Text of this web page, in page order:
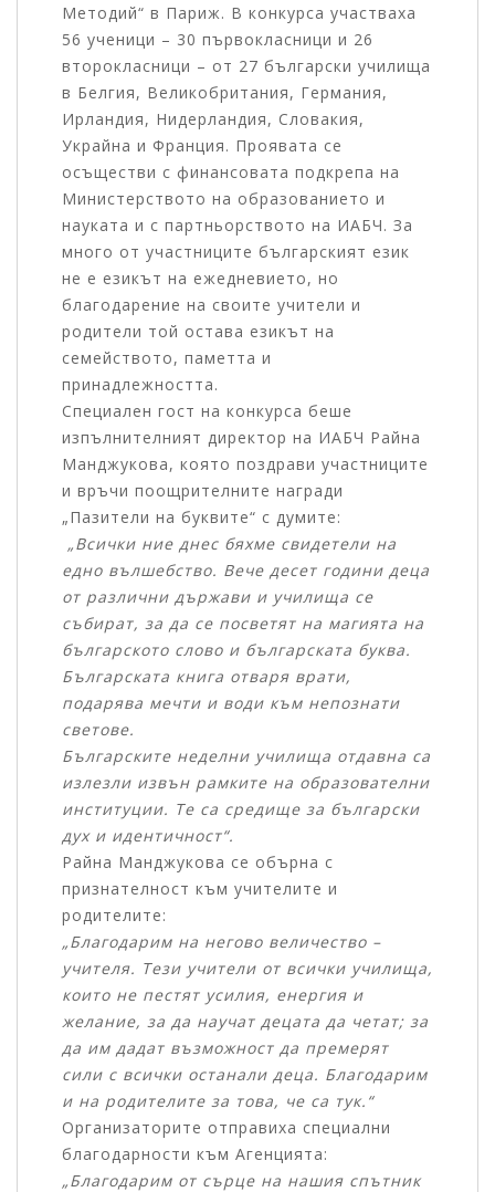
Методий“ в Париж. В конкурса участваха
56 ученици – 30 първокласници и 26
второкласници – от 27 български училища
в Белгия, Великобритания, Германия,
Ирландия, Нидерландия, Словакия,
Украйна и Франция. Проявата се
осъществи с финансовата подкрепа на
Министерството на образованието и
науката и с партньорството на ИАБЧ. За
много от участниците българският език
не е езикът на ежедневието, но
благодарение на своите учители и
родители той остава езикът на
семейството, паметта и
принадлежността.
Специален гост на конкурса беше
изпълнителният директор на ИАБЧ Райна
Манджукова, която поздрави участниците
и връчи поощрителните награди
„Пазители на буквите“ с думите:
„Всички ние днес бяхме свидетели на
едно вълшебство. Вече десет години деца
от различни държави и училища се
събират, за да се посветят на магията на
българското слово и българската буква.
Българската книга отваря врати,
подарява мечти и води към непознати
светове.
Българските неделни училища отдавна са
излезли извън рамките на образователни
институции. Те са средище за български
дух и идентичност“.
Райна Манджукова се обърна с
признателност към учителите и
родителите:
„Благодарим на негово величество –
учителя. Тези учители от всички училища,
които не пестят усилия, енергия и
желание, за да научат децата да четат; за
да им дадат възможност да премерят
сили с всички останали деца. Благодарим
и на родителите за това, че са тук.“
Организаторите отправиха специални
благодарности към Агенцията:
„Благодарим от сърце на нашия спътник